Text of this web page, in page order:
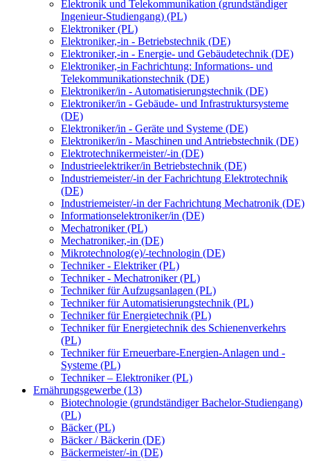
Elektronik und Telekommunikation (grundständiger
Ingenieur-Studiengang) (PL)
Elektroniker (PL)
Elektroniker,-in - Betriebstechnik (DE)
Elektroniker,-in - Energie- und Gebäudetechnik (DE)
Elektroniker,-in Fachrichtung: Informations- und
Telekommunikationstechnik (DE)
Elektroniker/in - Automatisierungstechnik (DE)
Elektroniker/in - Gebäude- und Infrastruktursysteme
(DE)
Elektroniker/in - Geräte und Systeme (DE)
Elektroniker/in - Maschinen und Antriebstechnik (DE)
Elektrotechnikermeister/-in (DE)
Industrieelektriker/in Betriebstechnik (DE)
Industriemeister/-in der Fachrichtung Elektrotechnik
(DE)
Industriemeister/-in der Fachrichtung Mechatronik (DE)
Informationselektroniker/in (DE)
Mechatroniker (PL)
Mechatroniker,-in (DE)
Mikrotechnolog(e)/-technologin (DE)
Techniker - Elektriker (PL)
Techniker - Mechatroniker (PL)
Techniker für Aufzugsanlagen (PL)
Techniker für Automatisierungstechnik (PL)
Techniker für Energietechnik (PL)
Techniker für Energietechnik des Schienenverkehrs
(PL)
Techniker für Erneuerbare-Energien-Anlagen und -
Systeme (PL)
Techniker – Elektroniker (PL)
Ernährungsgewerbe (13)
Biotechnologie (grundständiger Bachelor-Studiengang)
(PL)
Bäcker (PL)
Bäcker / Bäckerin (DE)
Bäckermeister/-in (DE)